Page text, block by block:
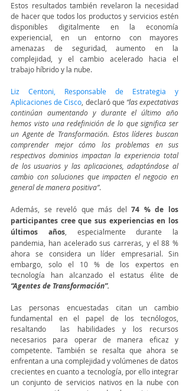
Estos resultados también revelaron la necesidad
de hacer que todos los productos y servicios estén
disponibles digitalmente en la economía
experiencial, en un entorno con mayores
amenazas de seguridad, aumento en la
complejidad, y el cambio acelerado hacia el
trabajo híbrido y la nube.
Liz Centoni, Responsable de Estrategia y
Aplicaciones de Cisco , declaró que “las expectativas
continúan aumentando y durante el último año
hemos visto una redefinición de lo que significa ser
un Agente de Transformación. Estos líderes buscan
comprender mejor cómo los problemas en sus
respectivos dominios impactan la experiencia total
de los usuarios y las aplicaciones, adaptándose al
cambio con soluciones que impacten el negocio en
general de manera positiva”.
Además, se reveló que más del 74 % de los
participantes cree que sus experiencias en los
últimos años, especialmente durante la
pandemia, han acelerado sus carreras, y el 88 %
ahora se considera un líder empresarial. Sin
embargo, solo el 10 % de los expertos en
“Agentes de Transformación”.
Las personas encuestadas citan un cambio
fundamental en el papel de los tecnólogos,
resaltando  las habilidades y los recursos
necesarios para operar de manera eficaz y
competente. También se resalta que ahora se
enfrentan a una complejidad y volúmenes de datos
crecientes en cuanto a tecnología, por ello integrar
un conjunto de servicios nativos en la nube con